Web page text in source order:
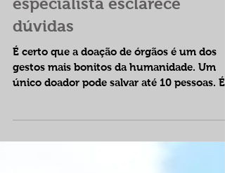
Doação de órgãos pode
salvar até 10 vidas:
especialista esclarece
dúvidas
gestos mais bonitos da humanidade. Um
único doador pode salvar até 10 pessoas. É